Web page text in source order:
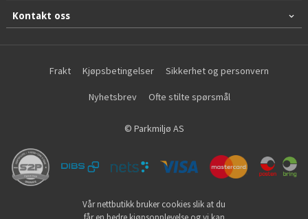
Kontakt oss
Frakt Kjøpsbetingelser Sikkerhet og personvern
Nyhetsbrev Ofte stilte spørsmål
© Parkmiljø AS
Vår nettbutikk bruker cookies slik at du